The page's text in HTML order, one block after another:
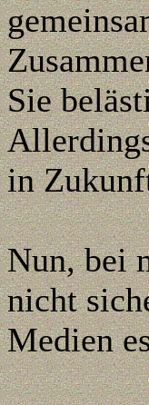
Sie
in
Nun, bei
nicht
Medien